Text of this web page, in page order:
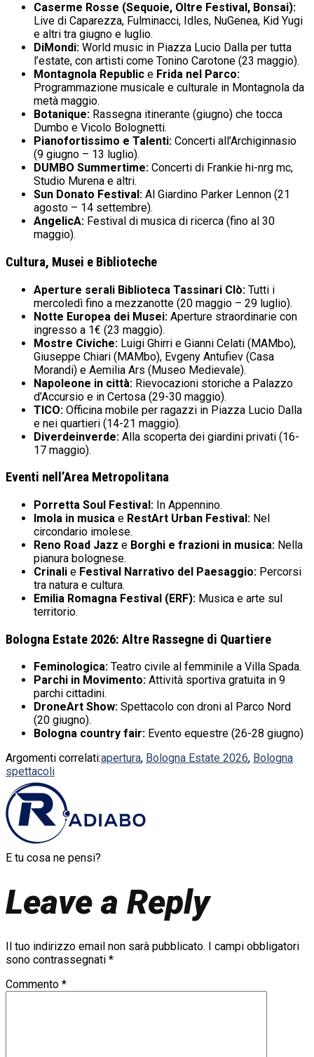
Caserme Rosse (Sequoie, Oltre Festival, Bonsai):
Live di Caparezza, Fulminacci, Idles, NuGenea, Kid Yugi
e altri tra giugno e luglio.
DiMondi: World music in Piazza Lucio Dalla per tutta
l’estate, con artisti come Tonino Carotone (23 maggio).
Montagnola Republic e Frida nel Parco:
Programmazione musicale e culturale in Montagnola da
metà maggio.
Botanique: Rassegna itinerante (giugno) che tocca
Dumbo e Vicolo Bolognetti.
Pianofortissimo e Talenti: Concerti all’Archiginnasio
(9 giugno – 13 luglio).
DUMBO Summertime: Concerti di Frankie hi-nrg mc,
Studio Murena e altri.
Sun Donato Festival: Al Giardino Parker Lennon (21
agosto – 14 settembre).
AngelicA: Festival di musica di ricerca (fino al 30
maggio).
Cultura, Musei e Biblioteche
Aperture serali Biblioteca Tassinari Clò: Tutti i
mercoledì fino a mezzanotte (20 maggio – 29 luglio).
Notte Europea dei Musei: Aperture straordinarie con
ingresso a 1€ (23 maggio).
Mostre Civiche: Luigi Ghirri e Gianni Celati (MAMbo),
Giuseppe Chiari (MAMbo), Evgeny Antufiev (Casa
Morandi) e Aemilia Ars (Museo Medievale).
Napoleone in città: Rievocazioni storiche a Palazzo
d’Accursio e in Certosa (29-30 maggio).
TICO: Officina mobile per ragazzi in Piazza Lucio Dalla
e nei quartieri (14-21 maggio).
Diverdeinverde: Alla scoperta dei giardini privati (16-
17 maggio).
Eventi nell’Area Metropolitana
Porretta Soul Festival: In Appennino.
Imola in musica e RestArt Urban Festival: Nel
circondario imolese.
Reno Road Jazz e Borghi e frazioni in musica: Nella
pianura bolognese.
Crinali e Festival Narrativo del Paesaggio: Percorsi
tra natura e cultura.
Emilia Romagna Festival (ERF): Musica e arte sul
territorio.
Bologna Estate 2026: Altre Rassegne di Quartiere
Feminologica: Teatro civile al femminile a Villa Spada.
Parchi in Movimento: Attività sportiva gratuita in 9
parchi cittadini.
DroneArt Show: Spettacolo con droni al Parco Nord
(20 giugno).
Bologna country fair: Evento equestre (26-28 giugno)
Argomenti correlati:apertura, Bologna Estate 2026, Bologna
spettacoli
E tu cosa ne pensi?
Leave a Reply
Il tuo indirizzo email non sarà pubblicato.
I campi obbligatori
sono contrassegnati *
Commento *